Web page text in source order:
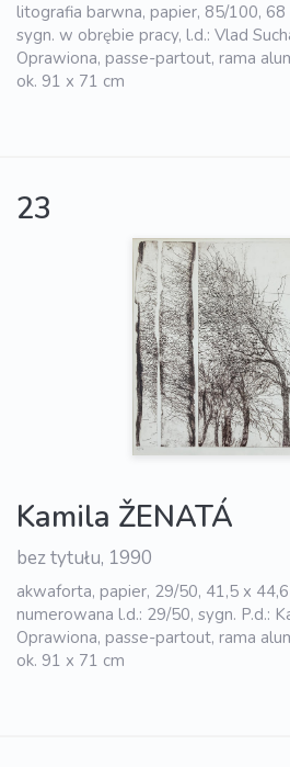
litografia barwna, papier, 85/100,
sygn. w obrębie pracy, l.d.: Vlad
Oprawiona, passe-partout, rama
ok. 91 x 71 cm
23
Kamila ŽENATÁ
bez tytułu, 1990
akwaforta, papier, 29/50, 41,5 x
numerowana l.d.: 29/50, sygn. P.d.:
Oprawiona, passe-partout, rama
ok. 91 x 71 cm